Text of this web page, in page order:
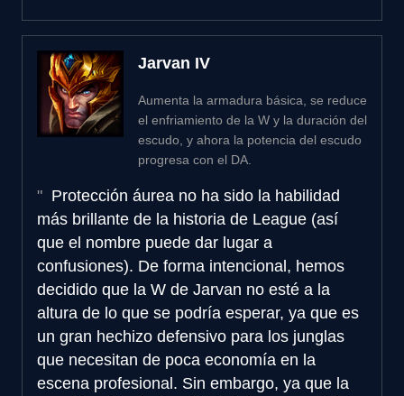
Jarvan IV
Aumenta la armadura básica, se reduce
el enfriamiento de la W y la duración del
escudo, y ahora la potencia del escudo
progresa con el DA.
Protección áurea no ha sido la habilidad
más brillante de la historia de League (así
que el nombre puede dar lugar a
confusiones). De forma intencional, hemos
decidido que la W de Jarvan no esté a la
altura de lo que se podría esperar, ya que es
un gran hechizo defensivo para los junglas
que necesitan de poca economía en la
escena profesional. Sin embargo, ya que la